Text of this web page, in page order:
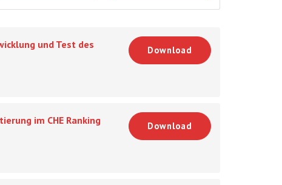
und Test des
Download
im CHE Ranking Download